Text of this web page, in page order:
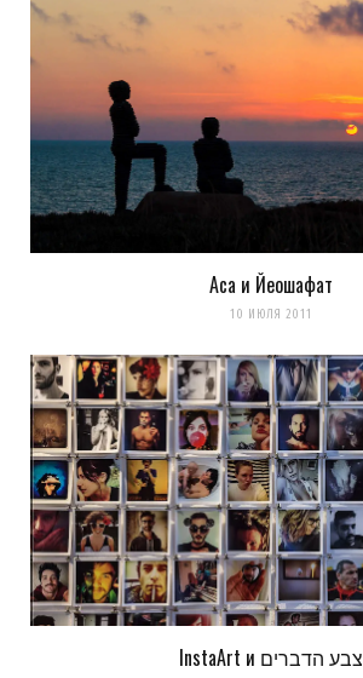
Аса и Йеошафат
10 ИЮЛЯ 2011
InstaArt и צבע הדברים